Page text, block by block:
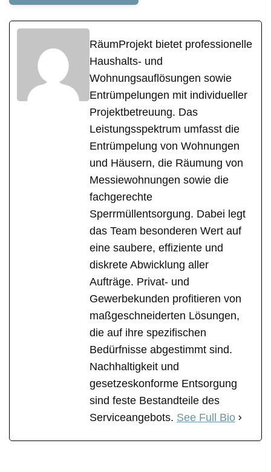
RäumProjekt bietet professionelle
Haushalts- und
Wohnungsauflösungen sowie
Entrümpelungen mit individueller
Projektbetreuung. Das
Leistungsspektrum umfasst die
Entrümpelung von Wohnungen
und Häusern, die Räumung von
Messiewohnungen sowie die
fachgerechte
Sperrmüllentsorgung. Dabei legt
das Team besonderen Wert auf
eine saubere, effiziente und
diskrete Abwicklung aller
Aufträge. Privat- und
Gewerbekunden profitieren von
maßgeschneiderten Lösungen,
die auf ihre spezifischen
Bedürfnisse abgestimmt sind.
Nachhaltigkeit und
gesetzeskonforme Entsorgung
sind feste Bestandteile des
Serviceangebots. See Full Bio